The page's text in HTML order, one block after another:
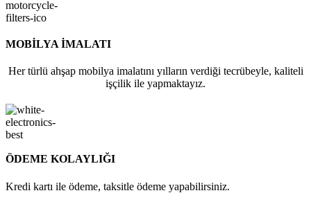
MOBİLYA İMALATI
Her türlü ahşap mobilya imalatını yılların verdiği tecrübeyle, kaliteli
işçilik ile yapmaktayız.
ÖDEME KOLAYLIĞI
Kredi kartı ile ödeme, taksitle ödeme yapabilirsiniz.